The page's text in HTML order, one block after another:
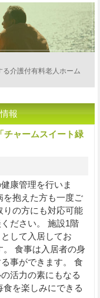
介護付有料老人ホーム
報
チャームスイート緑
康管理を行いま
を抱えた方も一度ご
りの方にも対応可能
ださい。 施設1階
して入居してお
。 食事は入居者の身
事ができます。 食
活力の素にもなる
を楽しみにできる